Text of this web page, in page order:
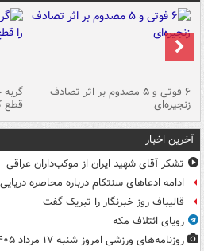
۶ فوتی و ۵ مصدوم بر اثر تصادف
زنجیره‌ای
گربه
قطع
آخرین اخبار
تشکر آقای شهید ایران از موکب‌داران عراقی
ادامه ادعاهای سنتکام درباره محاصره دریایی
قالیباف روز خبرنگار را تبریک گفت
رویای ائتلاف مکه
روزنامه‌های ورزشی امروز ‌شنبه ۱۷ مرداد ۱۴۰۵